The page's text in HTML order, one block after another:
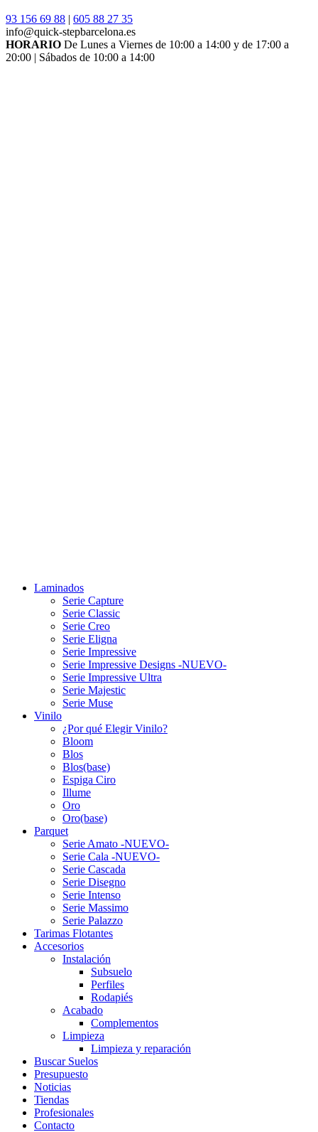
93 156 69 88 | 605 88 27 35
info@quick-stepbarcelona.es
HORARIO De Lunes a Viernes de 10:00 a 14:00 y de 17:00 a
20:00 | Sábados de 10:00 a 14:00
Laminados
Serie Capture
Serie Classic
Serie Creo
Serie Eligna
Serie Impressive
Serie Impressive Designs -NUEVO-
Serie Impressive Ultra
Serie Majestic
Serie Muse
Vinilo
¿Por qué Elegir Vinilo?
Bloom
Blos
Blos(base)
Espiga Ciro
Illume
Oro
Oro(base)
Parquet
Serie Amato -NUEVO-
Serie Cala -NUEVO-
Serie Cascada
Serie Disegno
Serie Intenso
Serie Massimo
Serie Palazzo
Tarimas Flotantes
Accesorios
Instalación
Subsuelo
Perfiles
Rodapiés
Acabado
Complementos
Limpieza
Limpieza y reparación
Buscar Suelos
Presupuesto
Noticias
Tiendas
Profesionales
Contacto